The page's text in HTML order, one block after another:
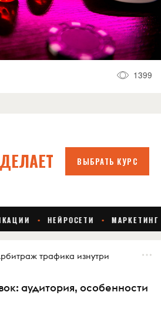
1399
трафика изнутри
аудитория, особенности